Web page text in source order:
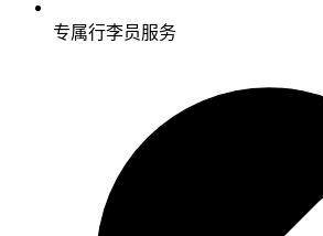
专属行李员服务